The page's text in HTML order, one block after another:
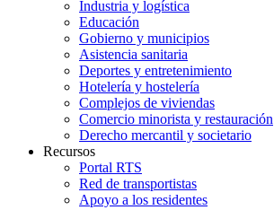
Industria y logística
Educación
Gobierno y municipios
Asistencia sanitaria
Deportes y entretenimiento
Hotelería y hostelería
Complejos de viviendas
Comercio minorista y restauración
Derecho mercantil y societario
Recursos
Portal RTS
Red de transportistas
Apoyo a los residentes